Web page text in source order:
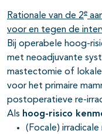
Rationale van de 2e
voor en tegen de
Bij operabele hoog-
met neoadjuvante
mastectomie of
voor het primaire
postoperatieve re-
Als hoog-risico
(Focale)